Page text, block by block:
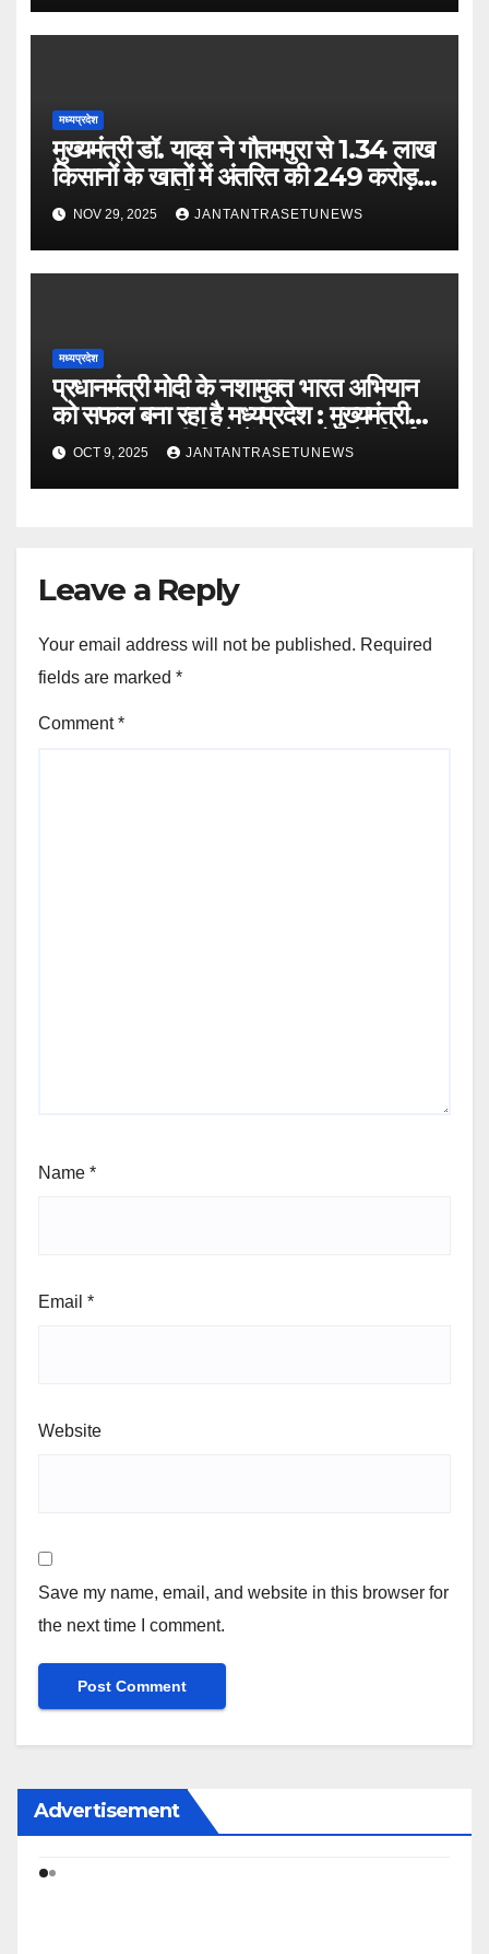
मध्यप्रदेश
मुख्यमंत्री डॉ. यादव ने गौतमपुरा से 1.34 लाख
किसानों के खातों में अंतरित की 249 करोड़
रूपए भावांतर राशि
NOV 29, 2025 JANTANTRASETUNEWS
मध्यप्रदेश
प्रधानमंत्री मोदी के नशामुक्त भारत अभियान
को सफल बना रहा है मध्यप्रदेश : मुख्यमंत्री
डॉ. यादवबड़वानी जिले में 60 करोड़ के निर्माण
कार्यों का वर्चुअली किया लोकार्पण और
शिलान्यास
OCT 9, 2025 JANTANTRASETUNEWS
Leave a Reply
Your email address will not be published. Required
fields are marked *
Comment*
Name *
Email *
Website
Save my name, email, and website in this browser for
the next time I comment.
Advertisement